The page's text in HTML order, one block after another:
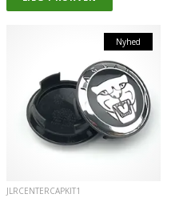
Nyhed
JLRCENTERCAPKIT1